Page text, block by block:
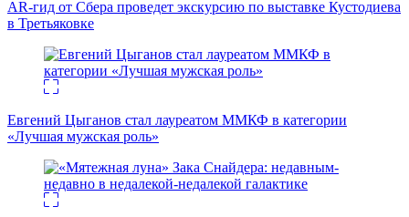
AR-гид от Сбера проведет экскурсию по выставке Кустодиева
в Третьяковке
Евгений Цыганов стал лауреатом ММКФ в категории
«Лучшая мужская роль»